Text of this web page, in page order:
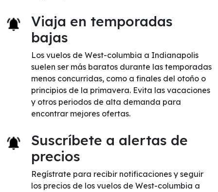
Viaja en temporadas
bajas
Los vuelos de West-columbia a Indianapolis
suelen ser más baratos durante las temporadas
menos concurridas, como a finales del otoño o
principios de la primavera. Evita las vacaciones
y otros periodos de alta demanda para
encontrar mejores ofertas.
Suscríbete a alertas de
precios
Regístrate para recibir notificaciones y seguir
los precios de los vuelos de West-columbia a